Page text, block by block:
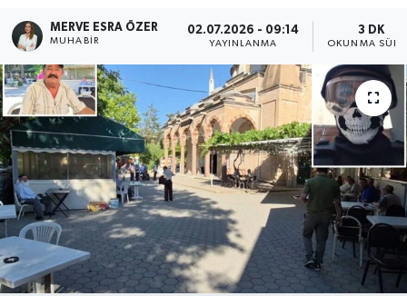
MERVE ESRA ÖZER
MUHABIR
02.07.2026 - 09:14
YAYINLANMA
3 DK
OKUNMA